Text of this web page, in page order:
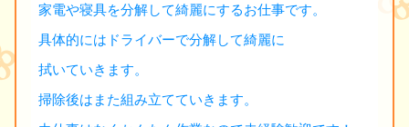
家電や寝具を分解して綺麗にするお仕事です。
具体的にはドライバーで分解して綺麗に
拭いていきます。
掃除後はまた組み立てていきます。